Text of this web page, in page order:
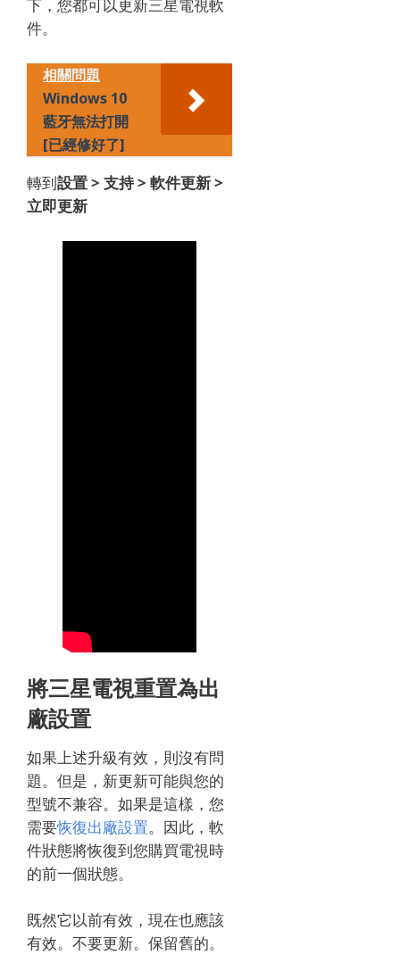
下，您都可以更新三星電視軟
件。
相關問題
Windows 10
藍牙無法打開
[已經修好了]
轉到設置 > 支持 > 軟件更新 >
立即更新
將三星電視重置為出
廠設置
如果上述升級有效，則沒有問
題。 但是，新更新可能與您的
型號不兼容。 如果是這樣，您
需要恢復出廠設置。 因此，軟
件狀態將恢復到您購買電視時
的前一個狀態。
既然它以前有效，現在也應該
有效。 不要更新。 保留舊的。